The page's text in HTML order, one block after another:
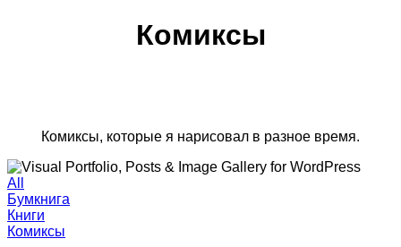
Комиксы
Комиксы, которые я нарисовал в разное время.
All
Бумкнига
Книги
Комиксы